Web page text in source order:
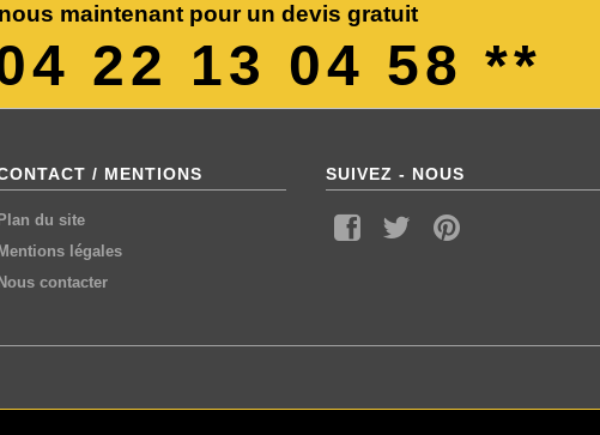
maintenant pour un devis gratuit
22 13 04 58 **
/ MENTIONS
Plan du site
Mentions légales
Nous contacter
SUIVEZ - NOUS